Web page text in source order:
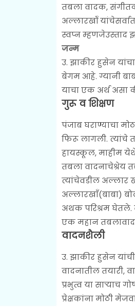
तबला वादक,
अल्लारखॉं
स्वप्न म्हणजेउस्ताद
जन्म
उ. झाकीर हुसेन
बेगम आहे. ग्यानी
याचा एक अर्थ असा
गुरू व शिक्षण
पंजाब घराण्याचा
फिरू लागली. त्यांचे
हायस्कूल, माहीम
तबला वादनाचेश्रेय
त्यांचेवडील अल्लार
अल्लारखाँ(बाबा)
अथक परिश्रम घेतले.
एक महान
वादनशैली
उ. झाकीर हुसेन
वादनातील तयारी,
प्रभुत्व या साऱ्याच
प्रेक्षकांना मोठी